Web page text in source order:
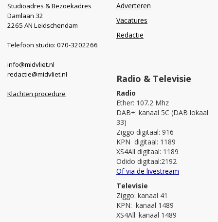
Studioadres & Bezoekadres
Damlaan 32
2265 AN Leidschendam
Telefoon studio: 070-3202266
info@midvliet.nl
redactie@midvliet.nl
Klachten procedure
Adverteren
Vacatures
Redactie
Radio & Televisie
Radio
Ether: 107.2 Mhz
DAB+: kanaal 5C (DAB lokaal
33)
Ziggo digitaal: 916
KPN digitaal: 1189
XS4All digitaal: 1189
Odido digitaal:2192
Of via de livestream
Televisie
Ziggo: kanaal 41
KPN: kanaal 1489
XS4All: kanaal 1489